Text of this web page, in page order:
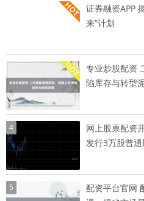
证券融资APP
来”计划
专业炒股配资
陷库存与转型
4
网上股票配资
发行3万股普通
5
配资平台官网